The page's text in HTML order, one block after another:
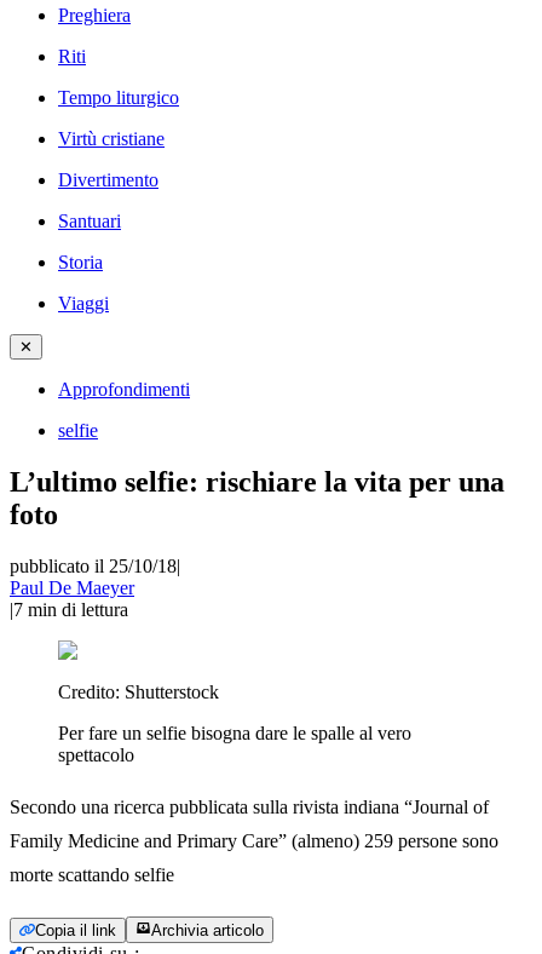
Preghiera
Riti
Tempo liturgico
Virtù cristiane
Divertimento
Santuari
Storia
Viaggi
✕
Approfondimenti
selfie
L’ultimo selfie: rischiare la vita per una
foto
pubblicato il 25/10/18|
Paul De Maeyer
|7 min di lettura
Credito: Shutterstock
Per fare un selfie bisogna dare le spalle al vero
spettacolo
Secondo una ricerca pubblicata sulla rivista indiana “Journal of
Family Medicine and Primary Care” (almeno) 259 persone sono
morte scattando selfie
Copia il link Archivia articolo